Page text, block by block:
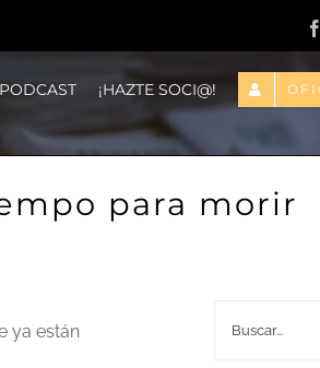
PODCAST ¡HAZTE SOCI@!
para morir
ya están